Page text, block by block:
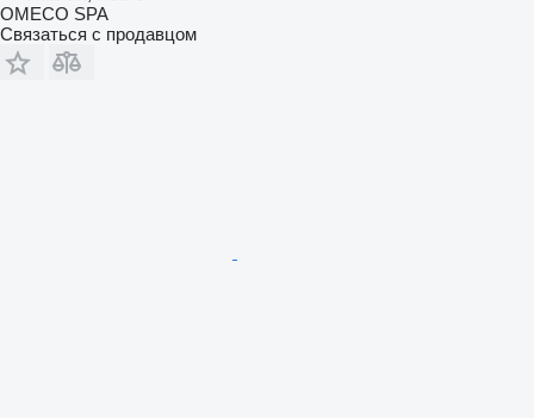
OMECO SPA
Связаться с продавцом